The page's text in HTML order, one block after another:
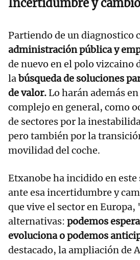
Incertidumbre y
Partiendo de un diagnostico
administración pública y
de nuevo en el polo vizcaino
labúsqueda de soluciones
de valor.Lo harán además
complejo en general, como
de sectores por la
pero también por la
movilidad del coche.
Etxanobe ha incidido en este
ante esa incertidumbre y
que vive el sector en Europa,
alternativas: podemos
evoluciona o podemos
destacado, la ampliación de